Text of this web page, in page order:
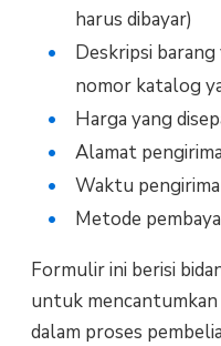
harus dibayar)
Deskripsi
nomor katalog
Harga yang
Alamat
Waktu
Metode
Formulir ini berisi
untuk
dalam proses